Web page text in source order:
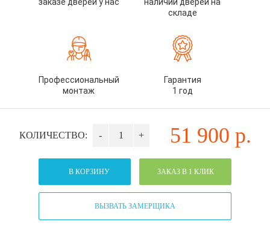
складе
Профессиональный
монтаж
Гарантия
1 год
КОЛИЧЕСТВО: - + 51 900 р.
В КОРЗИНУ ЗАКАЗ В 1 КЛИК
ВЫЗВАТЬ ЗАМЕРЩИКА